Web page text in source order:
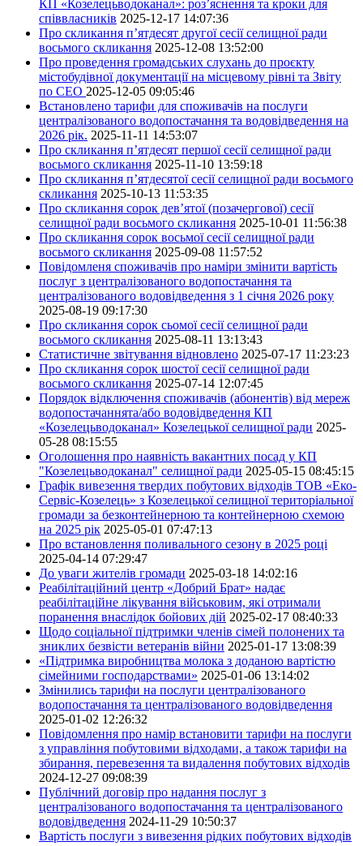
КП «Козелецьводоканал»: роз’яснення та кроки для
співвласників 2025-12-17 14:07:36
Про скликання п’ятдесят другої сесії селищної ради
восьмого скликання 2025-12-08 13:52:00
Про проведення громадських слухань до проєкту
містобудівної документації на місцевому рівні та Звіту
по СЕО 2025-12-05 09:05:46
Встановлено тарифи для споживачів на послуги
централізованого водопостачання та водовідведення на
2026 рік. 2025-11-11 14:53:07
Про скликання п’ятдесят першої сесії селищної ради
восьмого скликання 2025-11-10 13:59:18
Про скликання п’ятдесятої сесії селищної ради восьмого
скликання 2025-10-13 11:53:35
Про скликання сорок дев’ятої (позачергової) сесії
селищної ради восьмого скликання 2025-10-01 11:56:38
Про скликання сорок восьмої сесії селищної ради
восьмого скликання 2025-09-08 11:57:52
Повідомленя споживачів про наміри змінити вартість
послуг з централізованого водопостачання та
централізованого водовідведення з 1 січня 2026 року
2025-08-19 09:17:30
Про скликання сорок сьомої сесії селищної ради
восьмого скликання 2025-08-11 13:13:43
Статистичне звітування відновлено 2025-07-17 11:23:23
Про скликання сорок шостої сесії селищної ради
восьмого скликання 2025-07-14 12:07:45
Порядок відключення споживачів (абонентів) від мереж
водопостачаннята/або водовідведення КП
«Козелецьводоканал» Козелецької селищної ради 2025-
05-28 08:15:55
Оголошення про наявність вакантних посад у КП
"Козелецьводоканал" селищної ради 2025-05-15 08:45:15
Графік вивезення твердих побутових відходів ТОВ «Еко-
Сервіс-Козелець» з Козелецької селищної територіальної
громади за безконтейнерною та контейнерною схемою
на 2025 рік 2025-05-01 07:47:13
Про встановлення поливального сезону в 2025 році
2025-04-14 07:29:47
До уваги жителів громади 2025-03-18 14:02:16
Реабілітаційний центр «Добрий Брат» надає
реабілітаційне лікування військовим, які отримали
поранення внаслідок бойових дій 2025-02-17 08:40:33
Щодо соціальної підтримки членів сімей полонених та
зниклих безвісти ветеранів війни 2025-01-17 13:08:39
«Підтримка виробництва молока з доданою вартістю
сімейними господарствами» 2025-01-06 13:14:02
Змінились тарифи на послуги централізованого
водопостачання та централізованого водовідведення
2025-01-02 12:26:32
Повідомлення про намір встановити тарифи на послуги
з управління побутовими відходами, а також тарифи на
збирання, перевезення та видалення побутових відходів
2024-12-27 09:08:39
Публічний договір про надання послуг з
централізованого водопостачання та централізованого
водовідведення 2024-11-29 10:50:37
Вартість послуги з вивезення рідких побутових відходів